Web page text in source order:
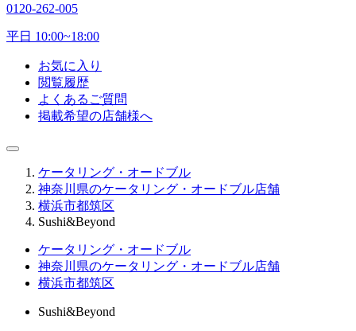
0120-262-005
平日 10:00~18:00
お気に入り
閲覧履歴
よくあるご質問
掲載希望の店舗様へ
ケータリング・オードブル
神奈川県のケータリング・オードブル店舗
横浜市都筑区
Sushi&Beyond
ケータリング・オードブル
神奈川県のケータリング・オードブル店舗
横浜市都筑区
Sushi&Beyond